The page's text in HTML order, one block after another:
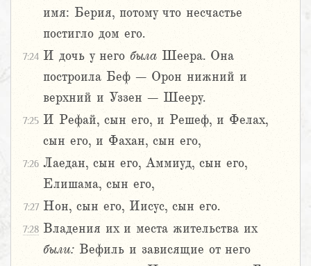
имя: Берия, потому что несчастье
постигло дом его.
7:24 И дочь у него была Шеера. Она
построила Беф – Орон нижний и
верхний и Уззен – Шееру.
7:25 И Рефай, сын его, и Решеф, и Фелах,
сын его, и Фахан, сын его,
7:26 Лаедан, сын его, Аммиуд, сын его,
Елишама, сын его,
7:27 Нон, сын его, Иисус, сын его.
7:28 Владения их и места жительства их
были: Вефиль и зависящие от него